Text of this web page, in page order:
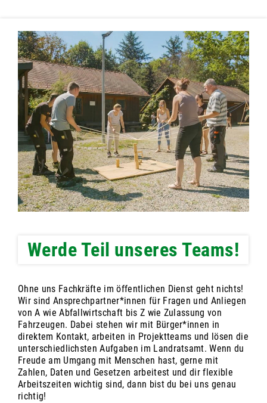
Werde Teil unseres Teams!
Ohne uns Fachkräfte im öffentlichen Dienst geht nichts!
Wir sind Ansprechpartner*innen für Fragen und Anliegen
von A wie Abfallwirtschaft bis Z wie Zulassung von
Fahrzeugen. Dabei stehen wir mit Bürger*innen in
direktem Kontakt, arbeiten in Projektteams und lösen die
unterschiedlichsten Aufgaben im Landratsamt. Wenn du
Freude am Umgang mit Menschen hast, gerne mit
Zahlen, Daten und Gesetzen arbeitest und dir flexible
Arbeitszeiten wichtig sind, dann bist du bei uns genau
richtig!